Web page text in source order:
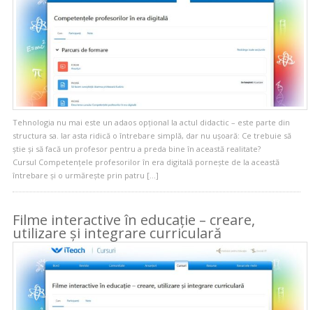
Tehnologia nu mai este un adaos opțional la actul didactic – este parte din
structura sa. Iar asta ridică o întrebare simplă, dar nu ușoară: Ce trebuie să
știe și să facă un profesor pentru a preda bine în această realitate?
Cursul Competențele profesorilor în era digitală pornește de la această
întrebare și o urmărește prin patru […]
Filme interactive în educație – creare,
utilizare și integrare curriculară